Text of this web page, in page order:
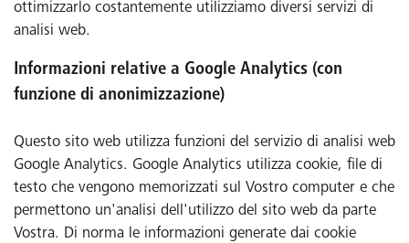
ottimizzarlo costantemente utilizziamo diversi servizi di
analisi web.
Informazioni relative a Google Analytics (con
funzione di anonimizzazione)
Questo sito web utilizza funzioni del servizio di analisi web
Google Analytics. Google Analytics utilizza cookie, file di
testo che vengono memorizzati sul Vostro computer e che
permettono un'analisi dell'utilizzo del sito web da parte
Vostra. Di norma le informazioni generate dai cookie